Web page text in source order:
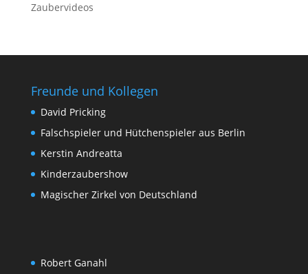
Zaubervideos
Freunde und Kollegen
David Pricking
Falschspieler und Hütchenspieler aus Berlin
Kerstin Andreatta
Kinderzaubershow
Magischer Zirkel von Deutschland
Robert Ganahl